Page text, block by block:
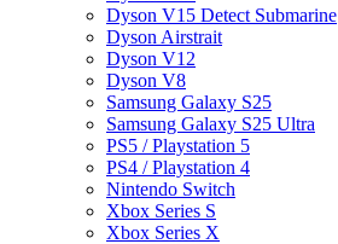
Dyson V15 Detect Submarine
Dyson Airstrait
Dyson V12
Dyson V8
Samsung Galaxy S25
Samsung Galaxy S25 Ultra
PS5 / Playstation 5
PS4 / Playstation 4
Nintendo Switch
Xbox Series S
Xbox Series X